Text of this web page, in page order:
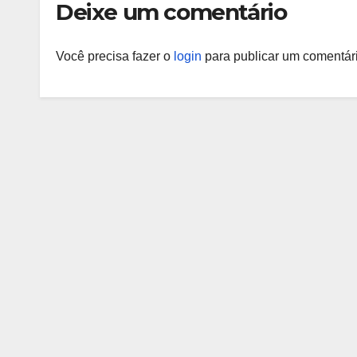
Deixe um comentário
Você precisa fazer o login para publicar um